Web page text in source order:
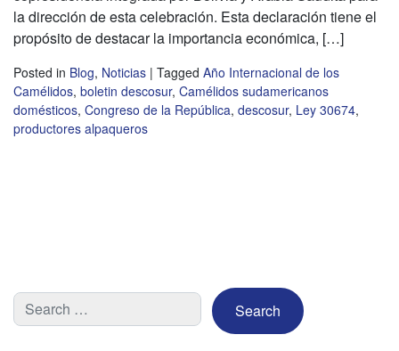
la dirección de esta celebración. Esta declaración tiene el
propósito de destacar la importancia económica, […]
Posted in Blog, Noticias | Tagged Año Internacional de los
Camélidos, boletin descosur, Camélidos sudamericanos
domésticos, Congreso de la República, descosur, Ley 30674,
productores alpaqueros